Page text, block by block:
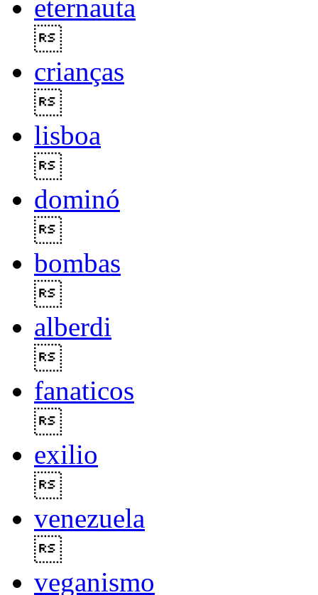
eternauta
crianças
lisboa
dominó
bombas
alberdi
fanaticos
exilio
venezuela
veganismo